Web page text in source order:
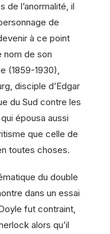
de l’anormalité, il
de
à ce point
nom de son
(1859-1930),
disciple d’Edgar
du Sud contre les
épousa aussi
que celle de
toutes choses.
du double
dans un essai
fut contraint,
alors qu’il